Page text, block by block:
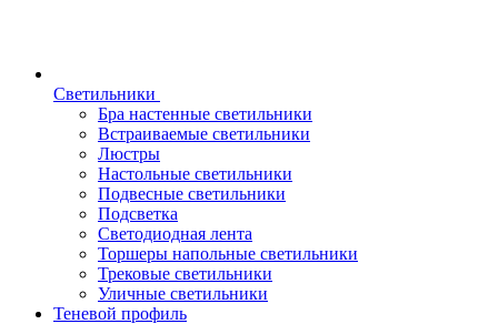
Светильники
Бра настенные светильники
Встраиваемые светильники
Люстры
Настольные светильники
Подвесные светильники
Подсветка
Светодиодная лента
Торшеры напольные светильники
Трековые светильники
Уличные светильники
Теневой профиль